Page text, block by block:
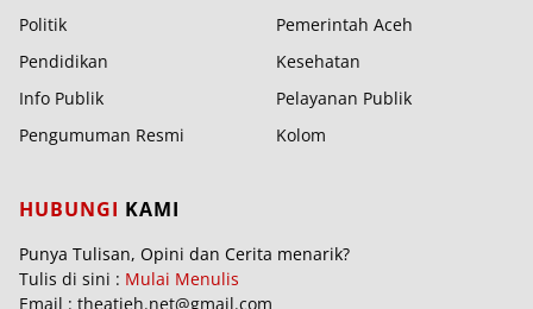
Politik
Pemerintah Aceh
Pendidikan
Kesehatan
Info Publik
Pelayanan Publik
Pengumuman Resmi
Kolom
HUBUNGI KAMI
Punya Tulisan, Opini dan Cerita menarik?
Tulis di sini : Mulai Menulis
Email : theatjeh.net@gmail.com